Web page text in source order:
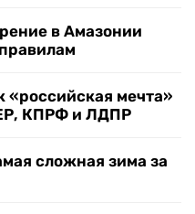
в Амазонии
«российская мечта»
КПРФ и ЛДПР
сложная зима за